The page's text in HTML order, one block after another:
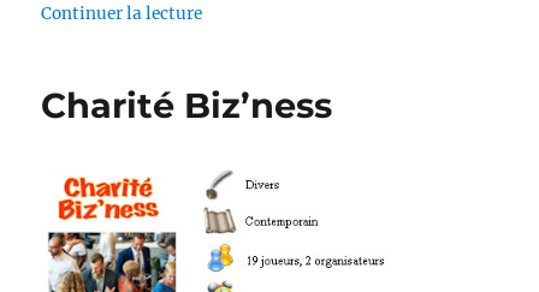
Continuer la lecturede « Le cercle d’influence de Don »
Charité Biz’ness